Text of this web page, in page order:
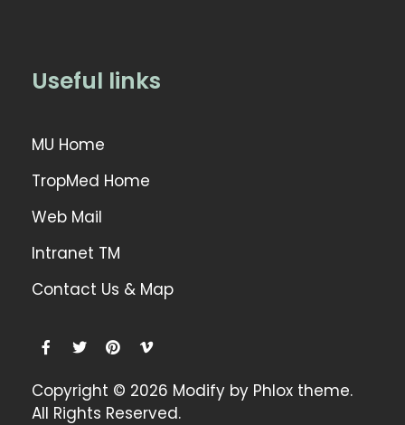
Useful links
MU Home
TropMed Home
Web Mail
Intranet TM
Contact Us & Map
Copyright © 2026 Modify by Phlox theme.
All Rights Reserved.